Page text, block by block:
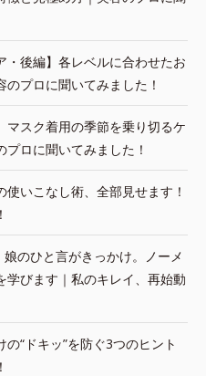
・後編】各レベルに合わせたお
プロに聞いてみました！
マスク着用の季節を乗り切るケ
ロに聞いてみました！
使いこなし術、全部見せます！
のひと言がきっかけ。ノーメ
学びます｜私のキレイ、再始動
“ドキッ”を防ぐ3つのヒント